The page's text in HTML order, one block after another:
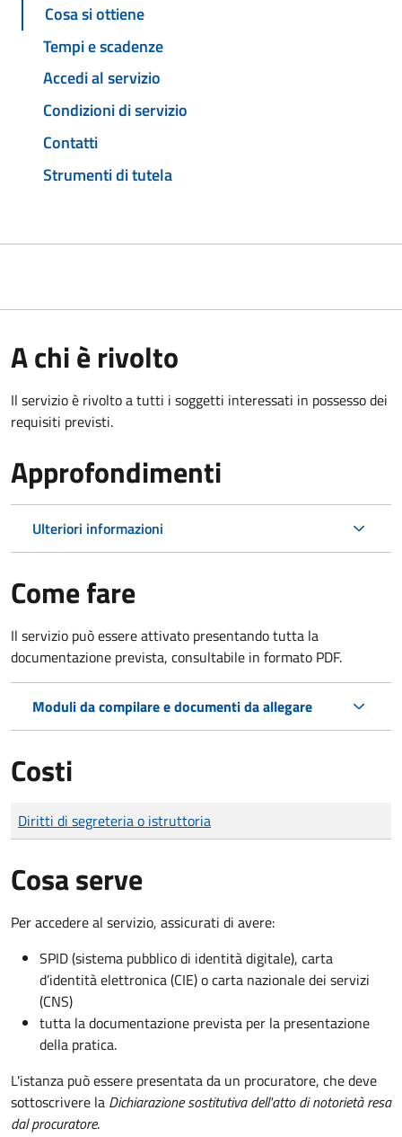
Cosa si ottiene
Tempi e scadenze
Accedi al servizio
Condizioni di servizio
Contatti
Strumenti di tutela
A chi è rivolto
Il servizio è rivolto a tutti i soggetti interessati in possesso dei
requisiti previsti.
Approfondimenti
Ulteriori informazioni
Come fare
Il servizio può essere attivato presentando tutta la
documentazione prevista, consultabile in formato PDF.
Moduli da compilare e documenti da allegare
Costi
Tipo di pagamento
Importo
Diritti di segreteria o istruttoria
Cosa serve
Per accedere al servizio, assicurati di avere:
SPID (sistema pubblico di identità digitale), carta
d’identità elettronica (CIE) o carta nazionale dei servizi
(CNS)
tutta la documentazione prevista per la presentazione
della pratica.
L'istanza può essere presentata da un procuratore, che deve
sottoscrivere la Dichiarazione sostitutiva dell'atto di notorietà resa
dal procuratore.